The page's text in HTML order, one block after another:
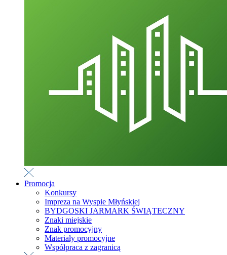
Promocja
Konkursy
Impreza na Wyspie Młyńskiej
BYDGOSKI JARMARK ŚWIĄTECZNY
Znaki miejskie
Znak promocyjny
Materiały promocyjne
Współpraca z zagranicą